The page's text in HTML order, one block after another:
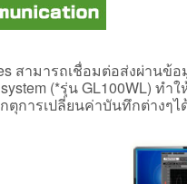
สามารถเชื่อมต่อส่งผ่านข้
(*รุ่น GL100WL) ทำ
ตุการเปลี่ยนค่าบันทึกต่างๆ